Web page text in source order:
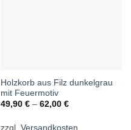
Holzkorb aus Filz dunkelgrau
mit Feuermotiv
49,90 €– 62,00 €
zzgl. Versandkosten